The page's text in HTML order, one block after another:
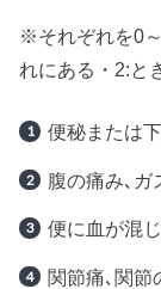
※それぞれを0
れにある・2:と
便秘または
腹の痛み､ガ
便に血が混
関節痛､関節